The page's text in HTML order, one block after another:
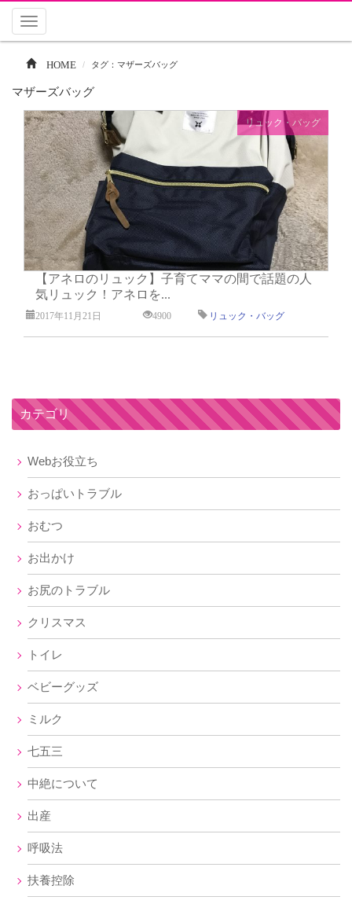
Toggle
HOME タグ：マザーズバッグ
マザーズバッグ
リュック・バッグ
【アネロのリュック】子育てママの間で話題の人
気リュック！アネロを...
2017年11月21日 4900 リュック・バッグ
カテゴリ
Webお役立ち
おっぱいトラブル
おむつ
お出かけ
お尻のトラブル
クリスマス
トイレ
ベビーグッズ
ミルク
七五三
中絶について
出産
呼吸法
扶養控除